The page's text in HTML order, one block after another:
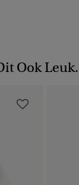
Ook